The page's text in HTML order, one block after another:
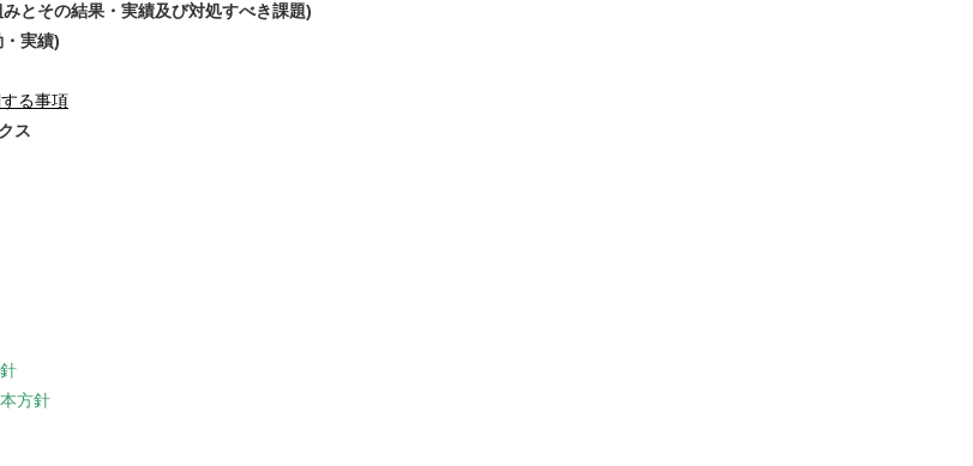
とその結果・実績及び対処すべき課題)
実績)
る事項
ス
方針